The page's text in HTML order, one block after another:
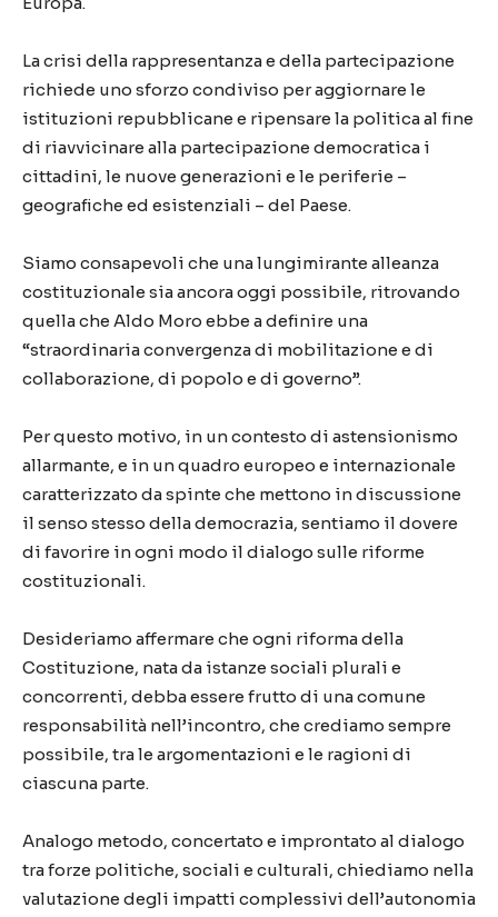
La crisi della rappresentanza e della partecipazione
richiede uno sforzo condiviso per aggiornare le
istituzioni repubblicane e ripensare la politica al fine
di riavvicinare alla partecipazione democratica i
cittadini, le nuove generazioni e le periferie –
geografiche ed esistenziali – del Paese.
Siamo consapevoli che una lungimirante alleanza
costituzionale sia ancora oggi possibile, ritrovando
quella che Aldo Moro ebbe a definire una
“straordinaria convergenza di mobilitazione e di
collaborazione, di popolo e di governo”.
Per questo motivo, in un contesto di astensionismo
allarmante, e in un quadro europeo e internazionale
caratterizzato da spinte che mettono in discussione
il senso stesso della democrazia, sentiamo il dovere
di favorire in ogni modo il dialogo sulle riforme
costituzionali.
Desideriamo affermare che ogni riforma della
Costituzione, nata da istanze sociali plurali e
concorrenti, debba essere frutto di una comune
responsabilità nell’incontro, che crediamo sempre
possibile, tra le argomentazioni e le ragioni di
ciascuna parte.
Analogo metodo, concertato e improntato al dialogo
tra forze politiche, sociali e culturali, chiediamo nella
valutazione degli impatti complessivi dell’autonomia